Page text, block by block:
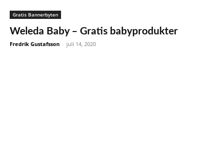
Gratis Bannerbyten
Weleda Baby – Gratis babyprodukter
Fredrik Gustafsson - juli 14, 2020